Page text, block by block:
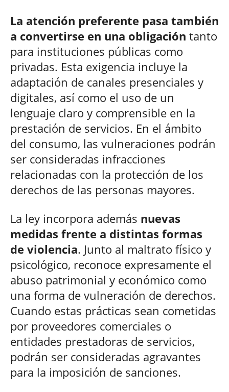
La atención preferente pasa también
a convertirse en una obligación tanto
para instituciones públicas como
privadas. Esta exigencia incluye la
adaptación de canales presenciales y
digitales, así como el uso de un
lenguaje claro y comprensible en la
prestación de servicios. En el ámbito
del consumo, las vulneraciones podrán
ser consideradas infracciones
relacionadas con la protección de los
derechos de las personas mayores.
La ley incorpora además nuevas
medidas frente a distintas formas
de violencia. Junto al maltrato físico y
psicológico, reconoce expresamente el
abuso patrimonial y económico como
una forma de vulneración de derechos.
Cuando estas prácticas sean cometidas
por proveedores comerciales o
entidades prestadoras de servicios,
podrán ser consideradas agravantes
para la imposición de sanciones.